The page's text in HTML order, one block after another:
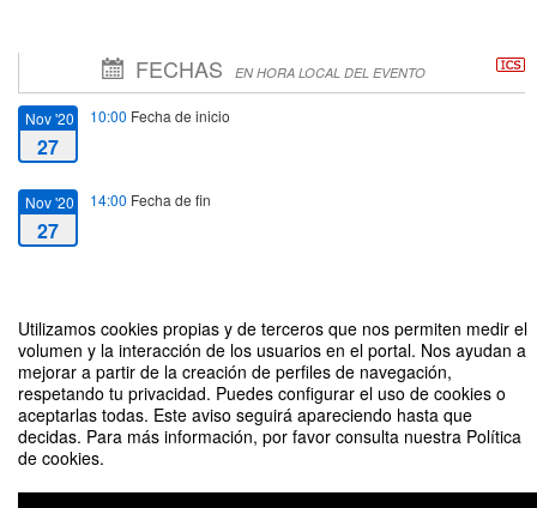
Utilizamos cookies propias y de terceros que nos permiten medir el
volumen y la interacción de los usuarios en el portal. Nos ayudan a
mejorar a partir de la creación de perfiles de navegación,
respetando tu privacidad. Puedes configurar el uso de cookies o
aceptarlas todas. Este aviso seguirá apareciendo hasta que
decidas. Para más información, por favor consulta nuestra Política
de cookies.
FECHAS EN HORA LOCAL DEL EVENTO
Nov '20
27
10:00 Fecha de inicio
Nov '20
27
14:00 Fecha de fin
I Jornada Virtual de las Telecomunicaciones de la Región de Murcia